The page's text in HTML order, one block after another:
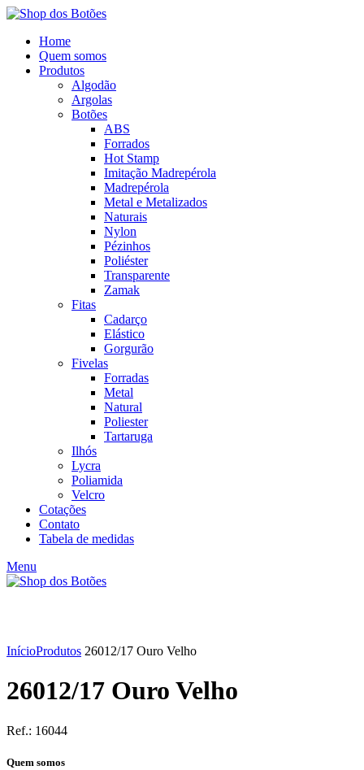
Home
Quem somos
Produtos
Algodão
Argolas
Botões
ABS
Forrados
Hot Stamp
Imitação Madrepérola
Madrepérola
Metal e Metalizados
Naturais
Nylon
Pézinhos
Poliéster
Transparente
Zamak
Fitas
Cadarço
Elástico
Gorgurão
Fivelas
Forradas
Metal
Natural
Poliester
Tartaruga
Ilhós
Lycra
Poliamida
Velcro
Cotações
Contato
Tabela de medidas
Menu
InícioProdutos 26012/17 Ouro Velho
26012/17 Ouro Velho
Ref.: 16044
Quem somos